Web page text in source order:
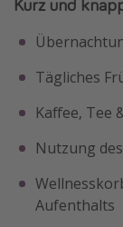
Tägliches
Kaffee, Tee
Nutzung
Aufenthalts